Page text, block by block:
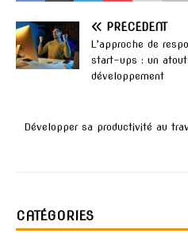
PRÉCÉDENT
L’approche de
start-ups : un atout
développement
Développer sa productivité au
CATÉGORIES